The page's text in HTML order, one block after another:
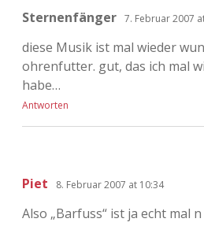
Sternenfänger 7. Februar 2007
diese Musik ist mal wieder
ohrenfutter. gut, das ich mal
habe…
Antworten
Piet 8. Februar 2007 at 10:34
Also „Barfuss“ ist ja echt mal